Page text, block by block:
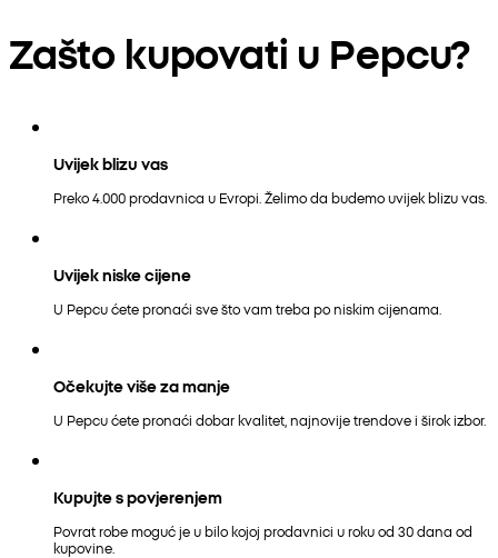
Zašto kupovati u Pepcu?
Uvijek blizu vas
Preko 4.000 prodavnica u Evropi. Želimo da budemo uvijek blizu vas.
Uvijek niske cijene
U Pepcu ćete pronaći sve što vam treba po niskim cijenama.
Očekujte više za manje
U Pepcu ćete pronaći dobar kvalitet, najnovije trendove i širok izbor.
Kupujte s povjerenjem
Povrat robe moguć je u bilo kojoj prodavnici u roku od 30 dana od
kupovine.